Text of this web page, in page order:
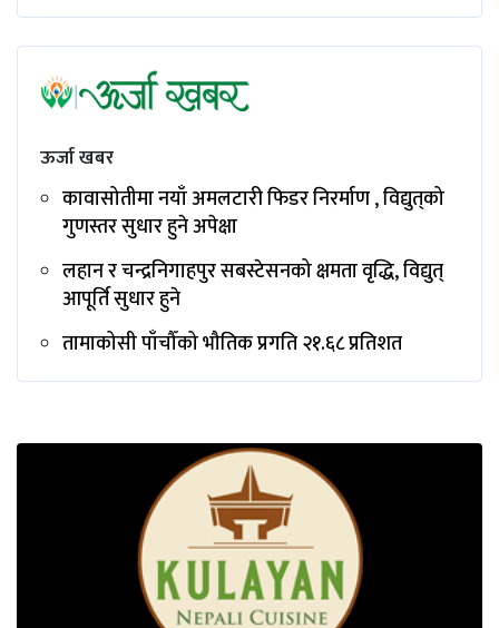
ऊर्जा खबर
कावासोतीमा नयाँ अमलटारी फिडर निरर्माण , विद्युत्‌को
गुणस्तर सुधार हुने अपेक्षा
लहान र चन्द्रनिगाहपुर सबस्टेसनको क्षमता वृद्धि, विद्युत्
आपूर्ति सुधार हुने
तामाकोसी पाँचौँको भौतिक प्रगति २१.६८ प्रतिशत